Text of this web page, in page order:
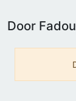
Door